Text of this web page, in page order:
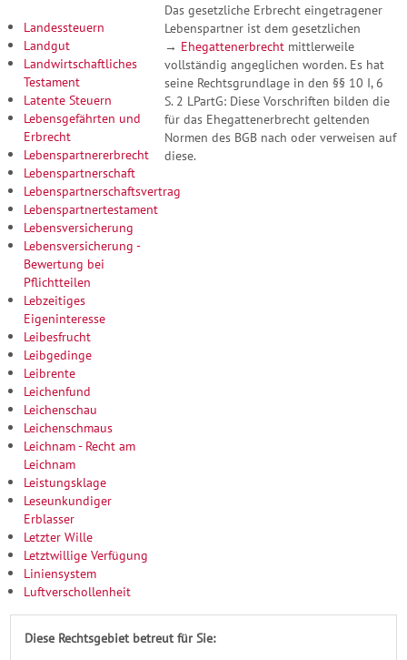
Landessteuern
Landgut
Landwirtschaftliches
Testament
Latente Steuern
Lebensgefährten und
Erbrecht
Lebenspartnererbrecht
Lebenspartnerschaft
Lebenspartnerschaftsvertrag
Lebenspartnertestament
Lebensversicherung
Lebensversicherung -
Bewertung bei
Pflichtteilen
Lebzeitiges
Eigeninteresse
Leibesfrucht
Leibgedinge
Leibrente
Leichenfund
Leichenschau
Leichenschmaus
Leichnam - Recht am
Leichnam
Leistungsklage
Leseunkundiger
Erblasser
Letzter Wille
Letztwillige Verfügung
Liniensystem
Luftverschollenheit
Das gesetzliche Erbrecht eingetragener
Lebenspartner ist dem gesetzlichen
→ Ehegattenerbrecht mittlerweile
vollständig angeglichen worden. Es hat
seine Rechtsgrundlage in den §§ 10 I, 6
S. 2 LPartG: Diese Vorschriften bilden die
für das Ehegattenerbrecht geltenden
Normen des BGB nach oder verweisen auf
diese.
Diese Rechtsgebiet betreut für Sie: